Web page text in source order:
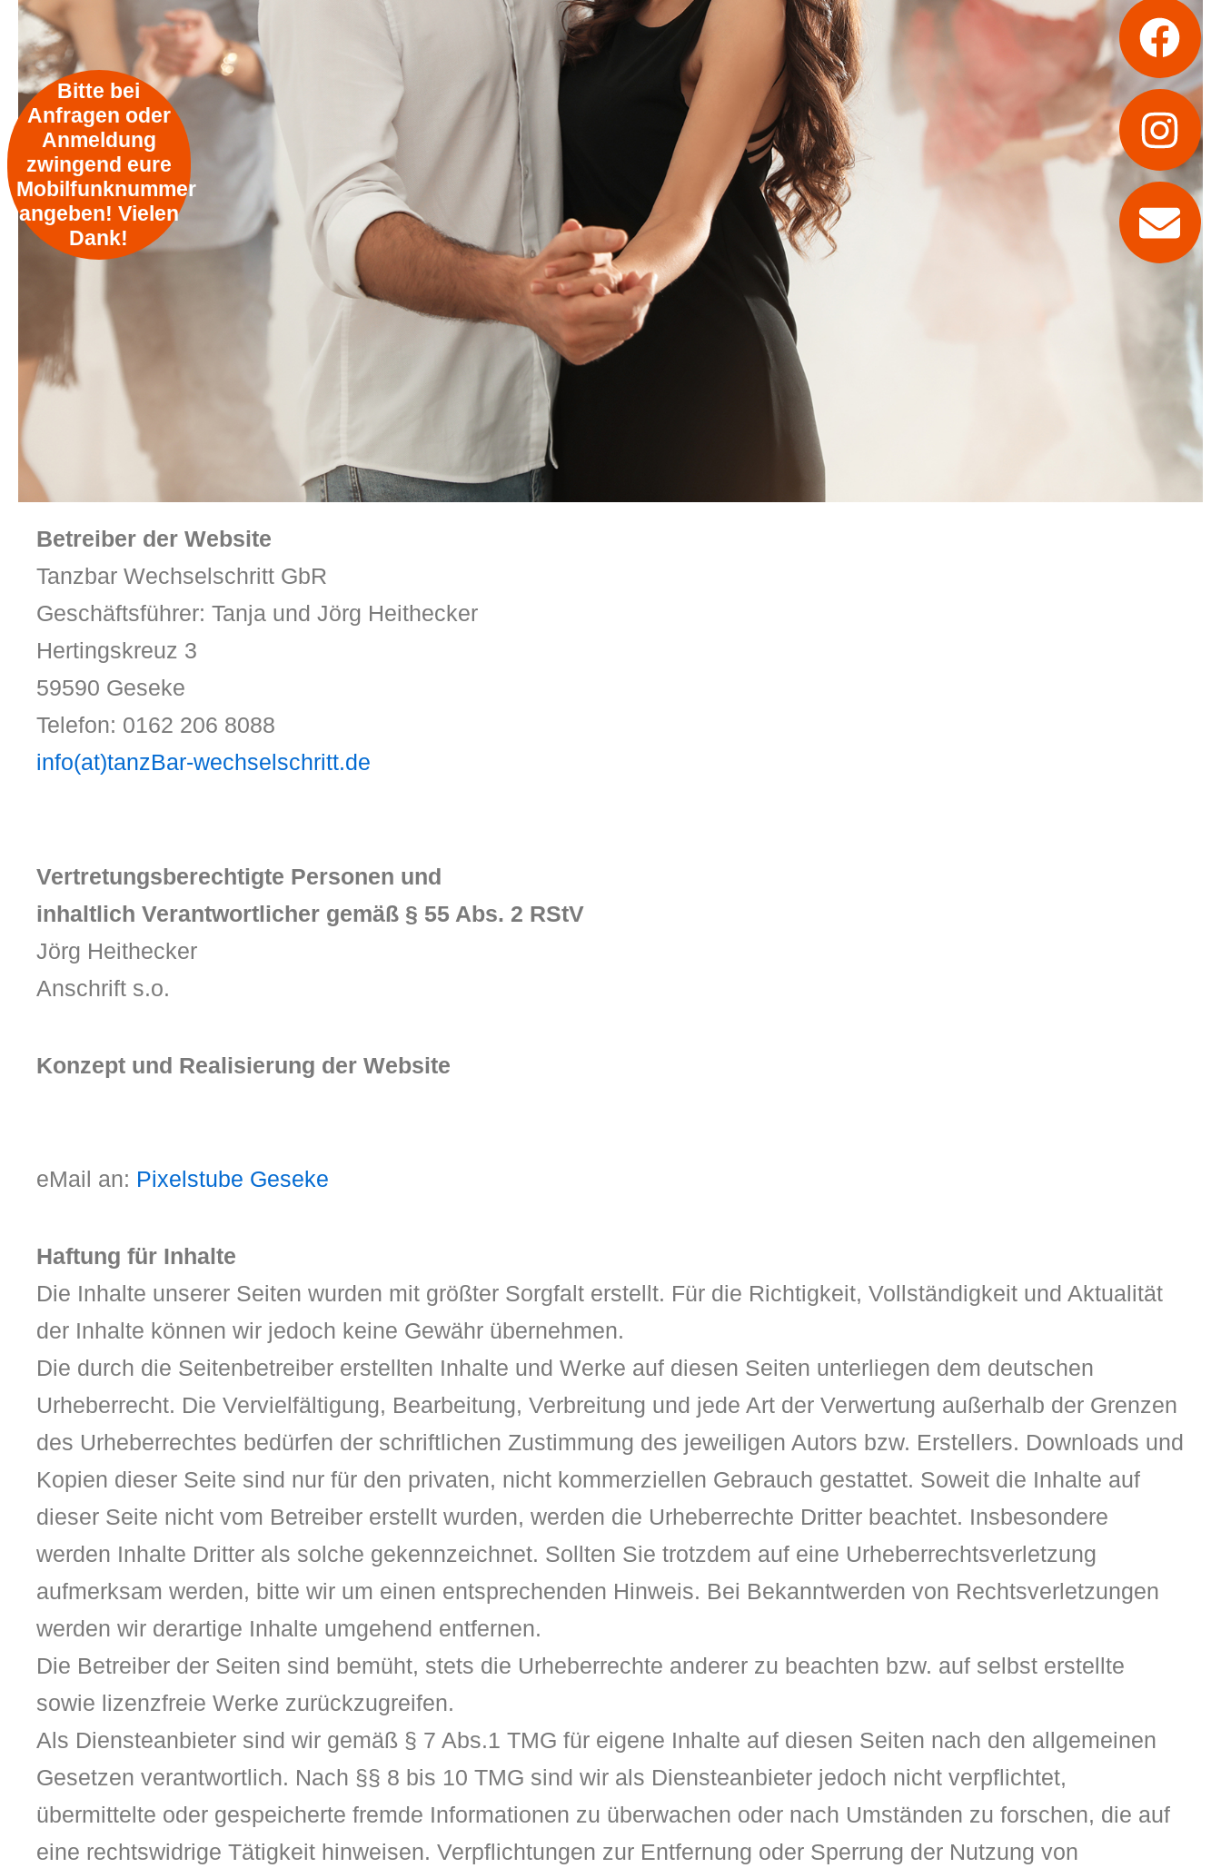
Betreiber der Website
Tanzbar Wechselschritt GbR
Geschäftsführer: Tanja und Jörg Heithecker
Hertingskreuz 3
59590 Geseke
Telefon: 0162 206 8088
info(at)tanzBar-wechselschritt.de
Vertretungsberechtigte Personen und
inhaltlich Verantwortlicher gemäß § 55 Abs. 2 RStV
Jörg Heithecker
Anschrift s.o.
Konzept und Realisierung der Website
eMail an: Pixelstube Geseke
Haftung für Inhalte
Die Inhalte unserer Seiten wurden mit größter Sorgfalt erstellt. Für die Richtigkeit, Vollständigkeit und Aktualität
der Inhalte können wir jedoch keine Gewähr übernehmen.
Die durch die Seitenbetreiber erstellten Inhalte und Werke auf diesen Seiten unterliegen dem deutschen
Urheberrecht. Die Vervielfältigung, Bearbeitung, Verbreitung und jede Art der Verwertung außerhalb der Grenzen
des Urheberrechtes bedürfen der schriftlichen Zustimmung des jeweiligen Autors bzw. Erstellers. Downloads und
Kopien dieser Seite sind nur für den privaten, nicht kommerziellen Gebrauch gestattet. Soweit die Inhalte auf
dieser Seite nicht vom Betreiber erstellt wurden, werden die Urheberrechte Dritter beachtet. Insbesondere
werden Inhalte Dritter als solche gekennzeichnet. Sollten Sie trotzdem auf eine Urheberrechtsverletzung
aufmerksam werden, bitte wir um einen entsprechenden Hinweis. Bei Bekanntwerden von Rechtsverletzungen
werden wir derartige Inhalte umgehend entfernen.
Die Betreiber der Seiten sind bemüht, stets die Urheberrechte anderer zu beachten bzw. auf selbst erstellte
sowie lizenzfreie Werke zurückzugreifen.
Als Diensteanbieter sind wir gemäß § 7 Abs.1 TMG für eigene Inhalte auf diesen Seiten nach den allgemeinen
Gesetzen verantwortlich. Nach §§ 8 bis 10 TMG sind wir als Diensteanbieter jedoch nicht verpflichtet,
übermittelte oder gespeicherte fremde Informationen zu überwachen oder nach Umständen zu forschen, die auf
eine rechtswidrige Tätigkeit hinweisen. Verpflichtungen zur Entfernung oder Sperrung der Nutzung von
Bitte bei
Anfragen oder
Anmeldung
zwingend eure
Mobilfunknummer
angeben! Vielen
Dank!